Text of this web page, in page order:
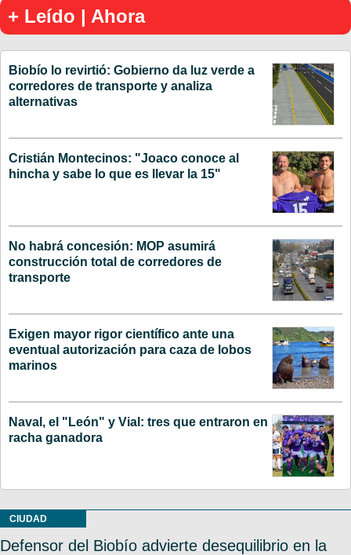
+ Leído | Ahora
Biobío lo revirtió: Gobierno da luz verde a
corredores de transporte y analiza
alternativas
Cristián Montecinos: "Joaco conoce al
hincha y sabe lo que es llevar la 15"
No habrá concesión: MOP asumirá
construcción total de corredores de
transporte
Exigen mayor rigor científico ante una
eventual autorización para caza de lobos
marinos
Naval, el "León" y Vial: tres que entraron en
racha ganadora
CIUDAD
Defensor del Biobío advierte desequilibrio en la